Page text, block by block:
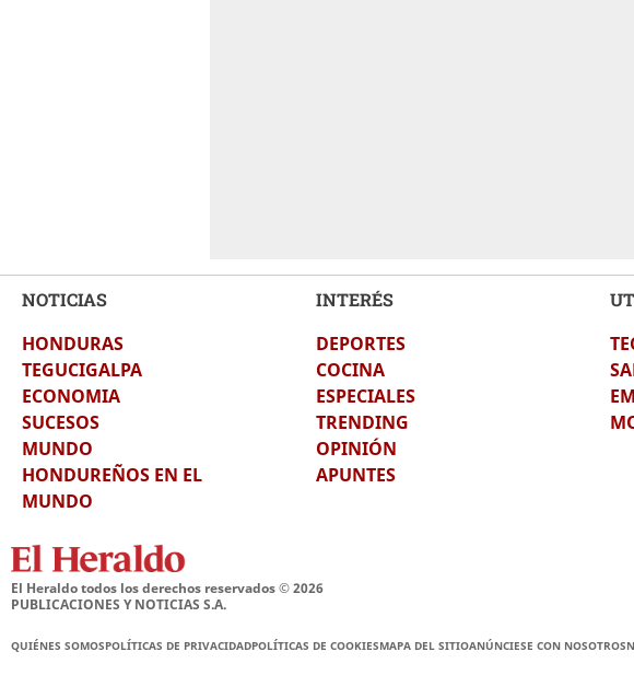
NOTICIAS
HONDURAS
TEGUCIGALPA
ECONOMIA
SUCESOS
MUNDO
HONDUREÑOS EN EL
MUNDO
INTERÉS
DEPORTES
COCINA
ESPECIALES
TRENDING
OPINIÓN
APUNTES
El Heraldo todos los derechos reservados ©2026
PUBLICACIONES Y NOTICIAS S.A.
QUIÉNES SOMOSPOLÍTICAS DE PRIVACIDADPOLÍTICAS DE COOKIESMAPA DEL SITIOANÚNCIESE CON NOSOTROS